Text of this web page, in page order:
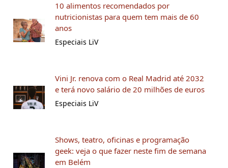
10 alimentos recomendados por
nutricionistas para quem tem mais de 60
anos
Especiais LiV
Vini Jr. renova com o Real Madrid até 2032
e terá novo salário de 20 milhões de euros
Especiais LiV
Shows, teatro, oficinas e programação
geek: veja o que fazer neste fim de semana
em Belém